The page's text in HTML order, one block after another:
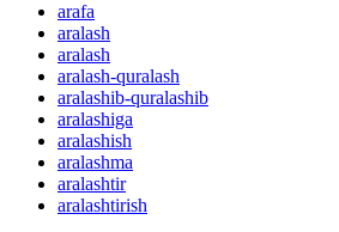
arafa
aralash
aralash
aralash-quralash
aralashib-quralashib
aralashiga
aralashish
aralashma
aralashtir
aralashtirish